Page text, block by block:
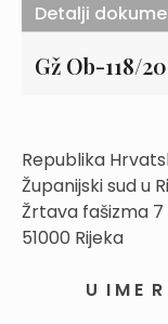
Gž Ob-118/
Republika
Županijski sud u
Žrtava fašizma 7
51000 Rijeka
U I M E R
Detalji